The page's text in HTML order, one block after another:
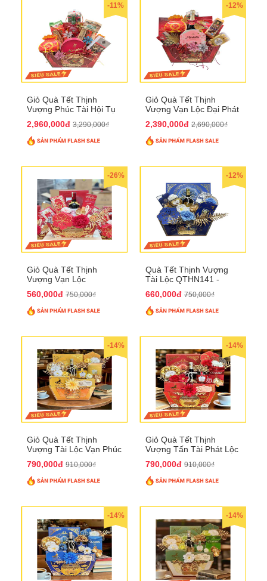
-11%
Giỏ Quà Tết Thịnh
Vượng Phúc Tài Hội Tụ
2,960,000đ 3,290,000₫
-12%
Giỏ Quà Tết Thịnh
Vượng Vạn Lộc Đại Phát
2,390,000đ 2,690,000₫
-26%
Giỏ Quà Tết Thịnh
Vượng Vạn Lộc
560,000đ 750,000₫
-12%
Quà Tết Thịnh Vượng
Tài Lộc QTHN141 -
Thịnh Vượng
660,000đ 750,000₫
-14%
Giỏ Quà Tết Thịnh
Vượng Tài Lộc Vạn Phúc
790,000đ 910,000₫
-14%
Giỏ Quà Tết Thịnh
Vượng Tấn Tài Phát Lộc
790,000đ 910,000₫
-14% -14%